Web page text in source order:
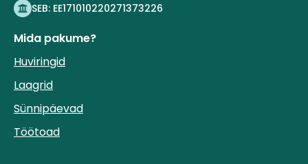
SEB: EE171010220271373226
Mida pakume?
Huviringid
Laagrid
Sünnipäevad
Töötoad